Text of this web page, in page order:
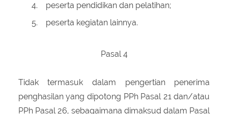
4.
peserta pendidikan dan pelatihan;
5.
peserta kegiatan lainnya.
Pasal 4
Tidak termasuk dalam pengertian penerima
penghasilan yang dipotong PPh Pasal 21 dan/atau
PPh Pasal 26, sebagaimana dimaksud dalam Pasal